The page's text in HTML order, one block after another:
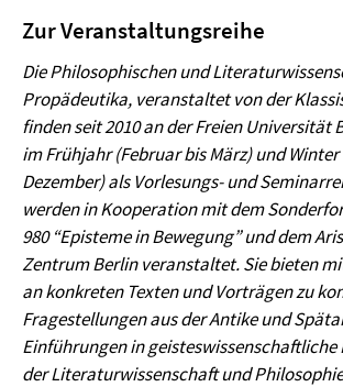
Zur Veranstaltungsreihe
Die Philosophischen und
Propädeutika, veranstaltet von der
finden seit 2010 an der Freien
im Frühjahr (Februar bis März) und
Dezember) als Vorlesungs- und
werden in Kooperation mit dem
980 “Episteme in Bewegung” und dem
Zentrum Berlin veranstaltet. Sie bieten
an konkreten Texten und Vorträgen zu
Fragestellungen aus der Antike und
Einführungen in geisteswissenschaftliche
der Literaturwissenschaft und